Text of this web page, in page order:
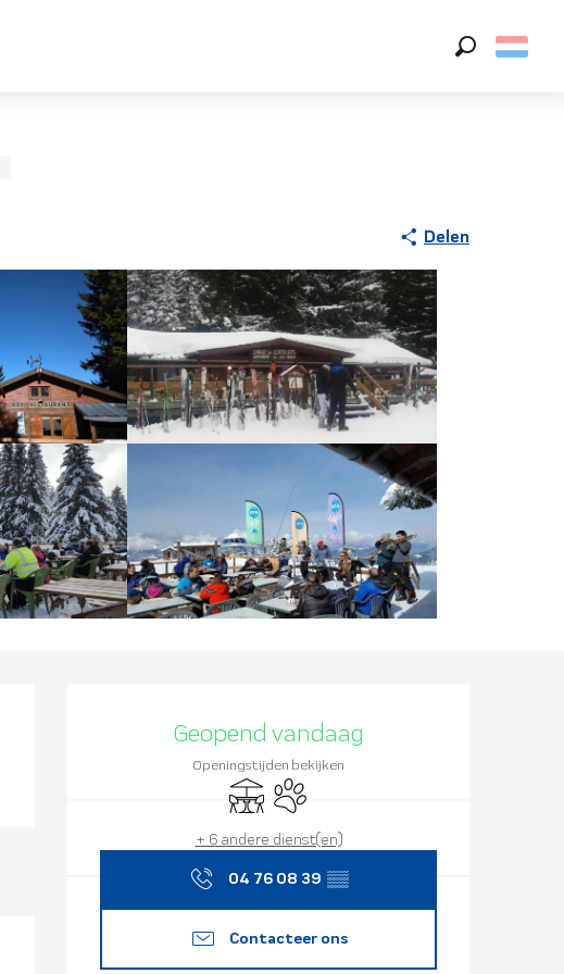
Delen
Geopend vandaag
Openingstijden bekijken
Terras Dieren toegelaten
+ 6 andere dienst(en)
04 76 08 39 ▒▒
Contacteer ons